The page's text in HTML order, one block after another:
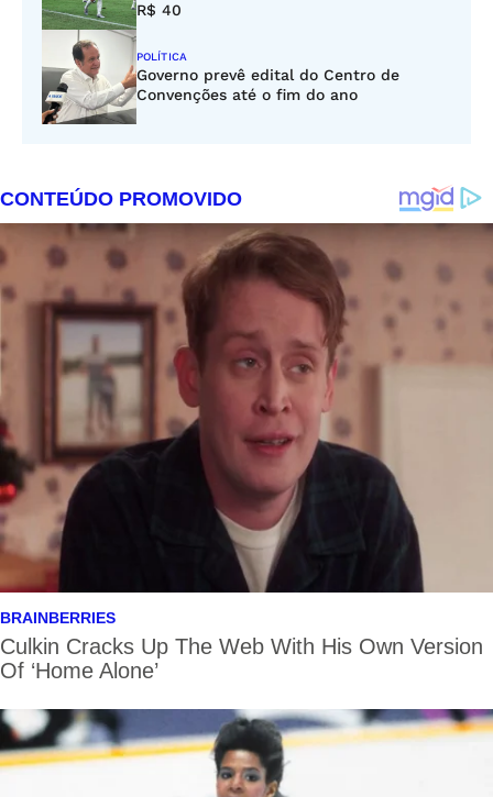
R$ 40
POLÍTICA
Governo prevê edital do Centro de
Convenções até o fim do ano